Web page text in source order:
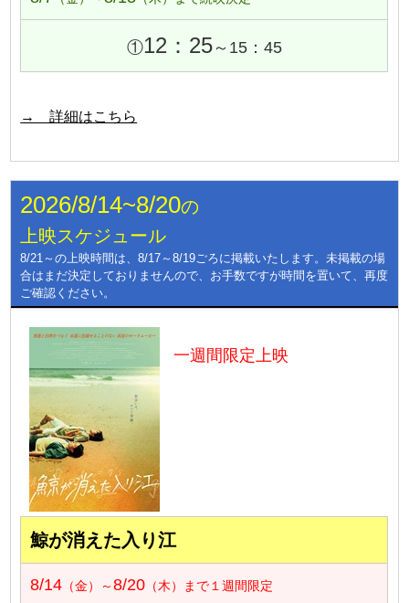
①12：25～15：45
→ 詳細はこちら
2026/8/14~8/20の
上映スケジュール
8/21～の上映時間は、8/17～8/19ごろに掲載いたします。未掲載の場
合はまだ決定しておりませんので、お手数ですが時間を置いて、再度
ご確認ください。
一週間限定上映
鯨が消えた入り江
8/14 （金）～8/20 （木）まで１週間限定